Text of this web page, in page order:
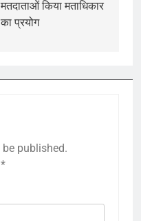
मतदाताओं किया मताधिकार
का प्रयोग
published.
*